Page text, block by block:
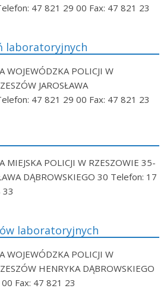
47 821 29 00 Fax: 47 821 23
laboratoryjnych
POLICJI W
JAROSŁAWA
47 821 29 00 Fax: 47 821 23
POLICJI W RZESZOWIE 35-
DĄBROWSKIEGO 30 Telefon: 17
33
laboratoryjnych
POLICJI W
HENRYKA DĄBROWSKIEGO
Fax: 47 821 23